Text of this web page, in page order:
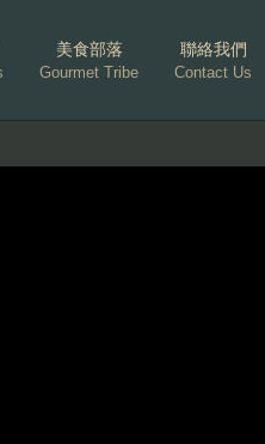
美食部落
Gourmet Tribe
聯絡我們
Contact Us